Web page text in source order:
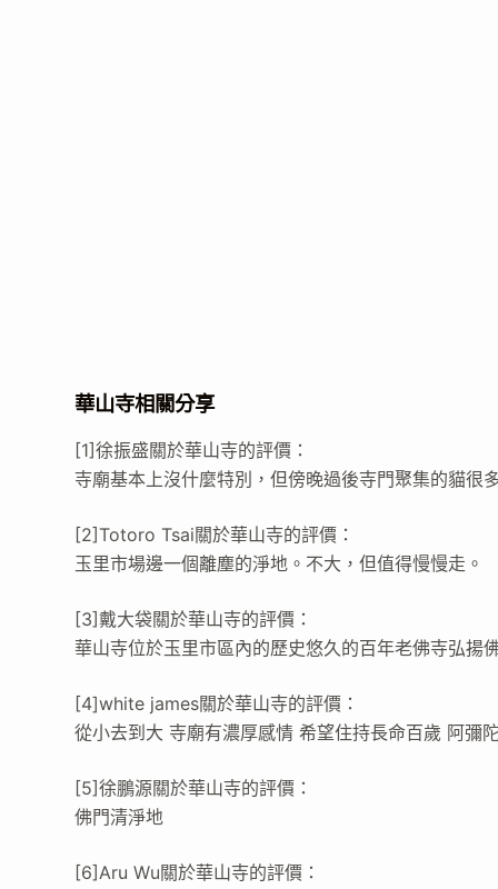
華山寺相關分享
[1]徐振盛關於華山寺的評價：
寺廟基本上沒什麼特別，但傍晚過後寺門聚集的貓很
[2]Totoro Tsai關於華山寺的評價：
玉里市場邊一個離塵的淨地。不大，但值得慢慢走。
[3]戴大袋關於華山寺的評價：
華山寺位於玉里市區內的歷史悠久的百年老佛寺弘揚
[4]white james關於華山寺的評價：
從小去到大 寺廟有濃厚感情 希望住持長命百歲 阿彌
[5]徐鵬源關於華山寺的評價：
佛門清淨地
[6]Aru Wu關於華山寺的評價：